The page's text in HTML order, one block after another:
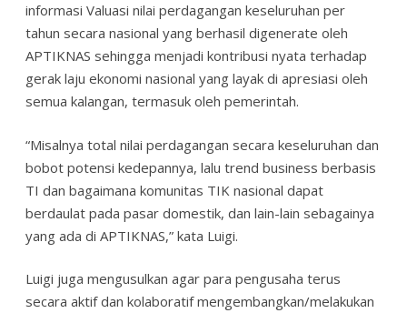
informasi Valuasi nilai perdagangan keseluruhan per
tahun secara nasional yang berhasil digenerate oleh
APTIKNAS sehingga menjadi kontribusi nyata terhadap
gerak laju ekonomi nasional yang layak di apresiasi oleh
semua kalangan, termasuk oleh pemerintah.
“Misalnya total nilai perdagangan secara keseluruhan dan
bobot potensi kedepannya, lalu trend business berbasis
TI dan bagaimana komunitas TIK nasional dapat
berdaulat pada pasar domestik, dan lain-lain sebagainya
yang ada di APTIKNAS,” kata Luigi.
Luigi juga mengusulkan agar para pengusaha terus
secara aktif dan kolaboratif mengembangkan/melakukan